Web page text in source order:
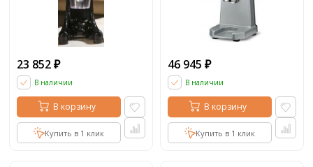
23 852 ₽
В наличии
В корзину
Купить в 1 клик
46 945 ₽
В наличии
В корзину
Купить в 1 клик